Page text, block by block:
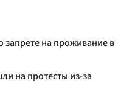
запрете на проживание в
на протесты из-за